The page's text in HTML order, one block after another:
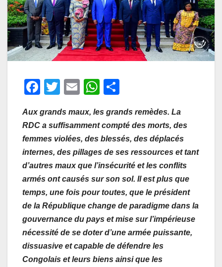
F
c
e
b
o
o
k
T
tt
er
E
ail
W
at
s
A
p
p
ta
g
er
Aux grands maux, les grands remèdes. La
RDC a suffisamment compté des morts, des
femmes violées, des blessés, des déplacés
internes, des pillages de ses ressources et tant
d’autres maux que l’insécurité et les conflits
armés ont causés sur son sol. Il est plus que
temps, une fois pour toutes, que le président
de la République change de paradigme dans la
gouvernance du pays et mise sur l’impérieuse
nécessité de se doter d’une armée puissante,
dissuasive et capable de défendre les
Congolais et leurs biens ainsi que les